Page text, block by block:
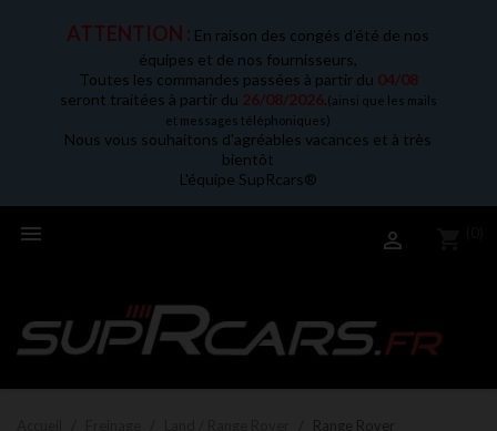
ATTENTION : En raison des congés d'été de nos
équipes et de nos fournisseurs,
Toutes les commandes passées à partir du 04/08
seront traitées à partir du 26/08/2026.(ainsi que les mails
et messages téléphoniques)
Nous vous souhaitons d'agréables vacances et à très
bientôt
L'équipe SupRcars®
 